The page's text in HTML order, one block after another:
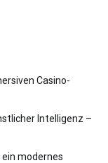
Casino-
Intelligenz –
modernes